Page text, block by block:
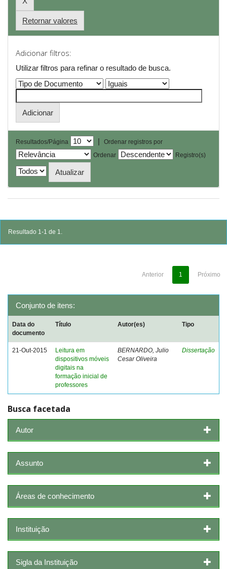
Retornar valores
Adicionar filtros:
Utilizar filtros para refinar o resultado de busca.
Resultados/Página |
Ordenar registros por
Ordenar
Registro(s)
Resultado 1-1 de 1.
Anterior 1 Próximo
Conjunto de itens:
Data do
documento
Título Autor(es) Tipo
21-Out-2015
Leitura em
dispositivos móveis
digitais na
formação inicial de
professores
BERNARDO, Julio
Cesar Oliveira
Dissertação
Busca facetada
Autor
Assunto
Áreas de conhecimento
Instituição
Sigla da Instituição